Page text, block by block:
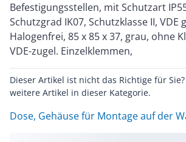
Befestigungsstellen, mit Schutzart
Schutzgrad IK07, Schutzklasse II, VDE
Halogenfrei, 85 x 85 x 37, grau, ohne
VDE-zugel. Einzelklemmen,
Dieser Artikel ist nicht das Richtige für
weitere Artikel in dieser Kategorie.
Dose, Gehäuse für Montage auf der